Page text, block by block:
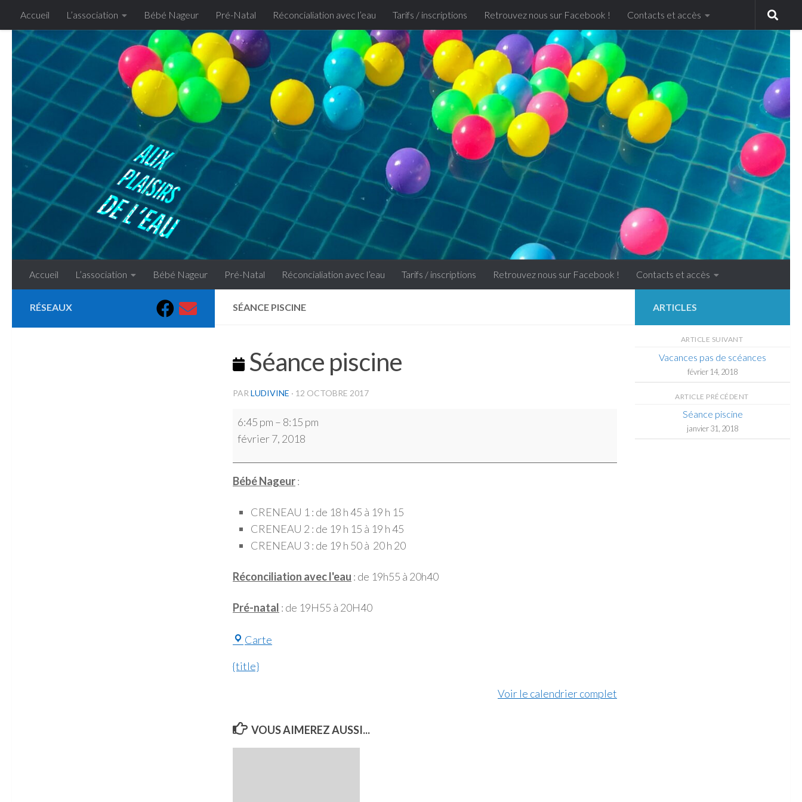
Skip to content
Accueil L’association Bébé Nageur Pré-Natal Réconcialiation avec l’eau Tarifs / inscriptions Retrouvez nous sur Facebook ! Contacts et accès
Accueil L’association Bébé Nageur Pré-Natal Réconcialiation avec l’eau Tarifs / inscriptions Retrouvez nous sur Facebook ! Contacts et accès
SÉANCE PISCINE
Séance piscine
PAR LUDIVINE · 12 OCTOBRE 2017
Séance
piscine
6:45 pm – 8:15 pm
février 7, 2018
Bébé Nageur:
CRENEAU 1 : de 18 h 45 à 19 h 15
CRENEAU 2 : de 19 h 15 à 19 h 45
CRENEAU 3 : de 19 h 50 à 20 h 20
Réconciliation avec l'eau : de 19h55 à 20h40
Pré-natal : de 19H55 à 20H40
Carte
{title}
Voir le calendrier complet
VOUS AIMEREZ AUSSI...
RÉSEAUX ARTICLES
ARTICLE SUIVANT
Vacances pas de scéances
février 14, 2018
ARTICLE PRÉCÉDENT
Séance piscine
janvier 31, 2018